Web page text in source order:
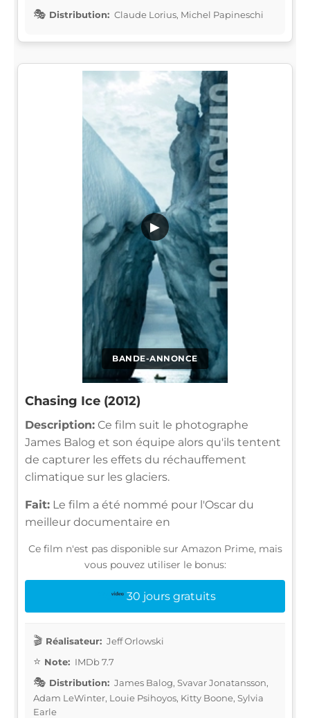
Distribution: Claude Lorius, Michel Papineschi
BANDE-ANNONCE
▶
Chasing Ice (2012)
Description: Ce film suit le photographe
James Balog et son équipe alors qu'ils tentent
de capturer les effets du réchauffement
climatique sur les glaciers.
Fait: Le film a été nommé pour l'Oscar du
meilleur documentaire en
Ce film n'est pas disponible sur Amazon Prime, mais
vous pouvez utiliser le bonus:
30 jours gratuits
Réalisateur: Jeff Orlowski
Note: IMDb 7.7
Distribution: James Balog, Svavar Jonatansson,
Adam LeWinter, Louie Psihoyos, Kitty Boone, Sylvia
Earle